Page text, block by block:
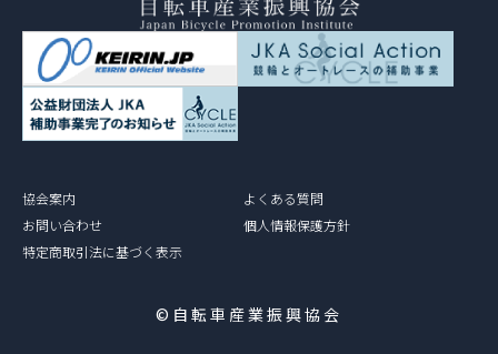
協会案内
よくある質問
お問い合わせ
個人情報保護方針
特定商取引法に基づく表示
©自転車産業振興協会